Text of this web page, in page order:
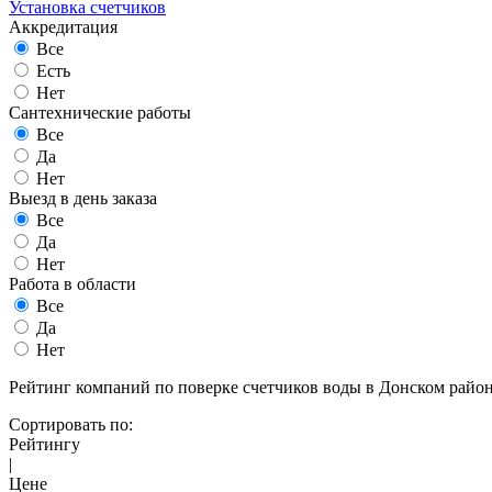
Установка счетчиков
Аккредитация
Все
Есть
Нет
Сантехнические работы
Все
Да
Нет
Выезд в день заказа
Все
Да
Нет
Работа в области
Все
Да
Нет
Рейтинг компаний по поверке счетчиков воды в Донском
Сортировать по:
Рейтингу
|
Цене